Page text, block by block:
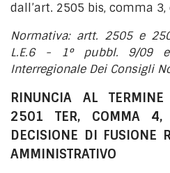
dall’art. 2505 bis, comma 3,
Normativa: artt. 2505 e
L.E.6 - 1° pubbl. 9/09
Interregionale Dei Consigli
RINUNCIA AL TERMINE
2501 TER, COMMA
DECISIONE DI FUSIONE
AMMINISTRATIVO